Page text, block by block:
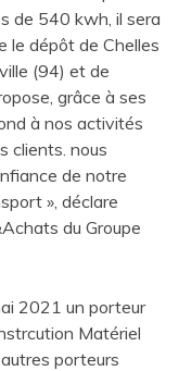
de 540 kwh, il sera
le dépôt de Chelles
(94) et de
grâce à ses
à nos activités
clients. nous
de notre
», déclare
du Groupe
2021 un porteur
Matériel
porteurs